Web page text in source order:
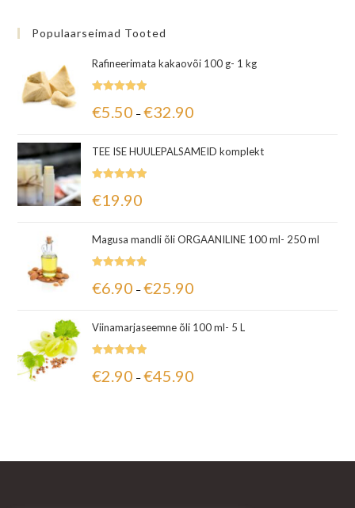
Populaarseimad Tooted
Rafineerimata kakaovõi 100 g- 1 kg
5.00 / 5
€5.50 – €32.90
TEE ISE HUULEPALSAMEID komplekt
5.00 / 5
€19.90
Magusa mandli õli ORGAANILINE 100 ml- 250 ml
5.00/ 5
€6.90 – €25.90
Viinamarjaseemne õli 100 ml- 5 L
5.00 / 5
€2.90 – €45.90